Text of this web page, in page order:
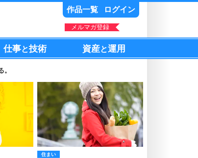
作品一覧 ログイン
メルマガ登録
仕事と技術 資産と運用
住まい